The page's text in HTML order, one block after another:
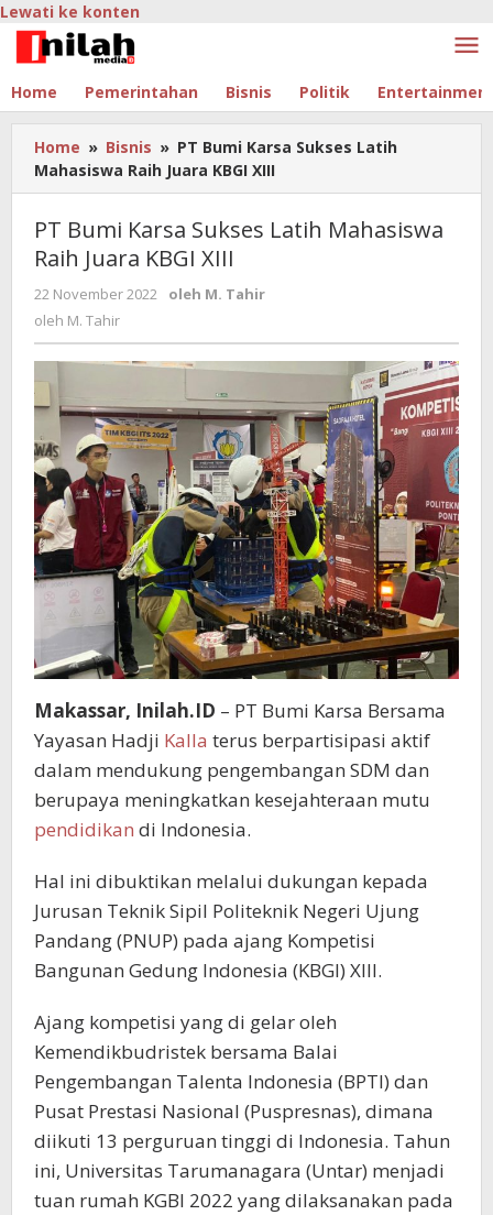
Lewati ke konten
Home Pemerintahan Bisnis Politik
Home » Bisnis » PT Bumi Karsa Sukses Latih
Mahasiswa Raih Juara KBGI XIII
PT Bumi Karsa Sukses Latih Mahasiswa
Raih Juara KBGI XIII
22 November 2022 oleh M. Tahir
oleh M. Tahir
Makassar, Inilah.ID – PT Bumi Karsa Bersama
Yayasan Hadji Kalla terus berpartisipasi aktif
dalam mendukung pengembangan SDM dan
berupaya meningkatkan kesejahteraan mutu
pendidikan di Indonesia.
Hal ini dibuktikan melalui dukungan kepada
Jurusan Teknik Sipil Politeknik Negeri Ujung
Pandang (PNUP) pada ajang Kompetisi
Bangunan Gedung Indonesia (KBGI) XIII.
Ajang kompetisi yang di gelar oleh
Kemendikbudristek bersama Balai
Pengembangan Talenta Indonesia (BPTI) dan
Pusat Prestasi Nasional (Puspresnas), dimana
diikuti 13 perguruan tinggi di Indonesia. Tahun
ini, Universitas Tarumanagara (Untar) menjadi
tuan rumah KGBI 2022 yang dilaksanakan pada